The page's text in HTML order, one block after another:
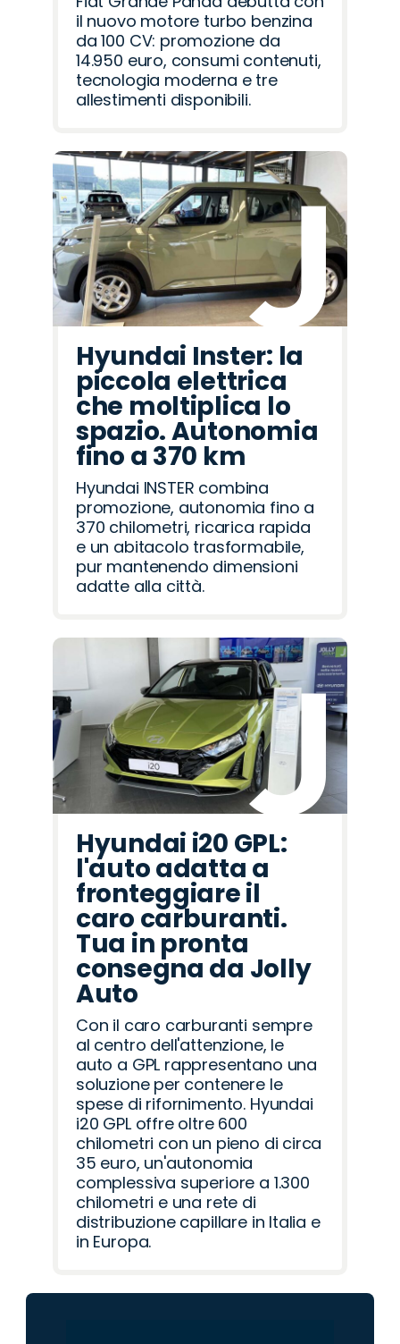
il nuovo motore turbo benzina
da 100 CV: promozione da
14.950 euro, consumi contenuti,
tecnologia moderna e tre
allestimenti disponibili.
Hyundai Inster: la
piccola elettrica
che moltiplica lo
spazio. Autonomia
fino a 370 km
Hyundai INSTER combina
promozione, autonomia fino a
370 chilometri, ricarica rapida
e un abitacolo trasformabile,
pur mantenendo dimensioni
adatte alla città.
Hyundai i20 GPL:
l'auto adatta a
fronteggiare il
caro carburanti.
Tua in pronta
consegna da Jolly
Auto
Con il caro carburanti sempre
al centro dell'attenzione, le
auto a GPL rappresentano una
soluzione per contenere le
spese di rifornimento. Hyundai
i20 GPL offre oltre 600
chilometri con un pieno di circa
35 euro, un'autonomia
complessiva superiore a 1.300
chilometri e una rete di
distribuzione capillare in Italia e
in Europa.